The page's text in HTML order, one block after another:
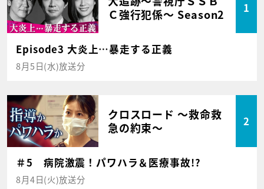
Ｃ強行犯係～ Season2
1
Episode3 大炎上…暴走する正義
8月5日(水)放送分
クロスロード ～救命救
急の約束～
2
＃5 病院激震！パワハラ＆医療事故!?
8月4日(火)放送分